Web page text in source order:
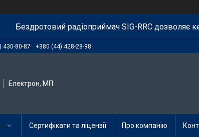
Бездротовий радіоприймач SIG-RRC дозволяє
430-80-87 +380 (44) 428-28-98
Електрон, МП
Сертифікати та ліцензії Про компанію